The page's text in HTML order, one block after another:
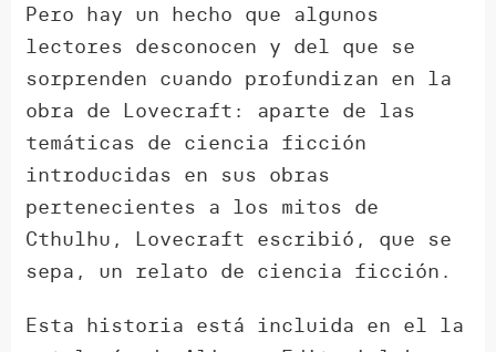
Pero hay un hecho que algunos
lectores desconocen y del que se
sorprenden cuando profundizan en la
obra de Lovecraft: aparte de las
temáticas de ciencia ficción
introducidas en sus obras
pertenecientes a los mitos de
Cthulhu, Lovecraft escribió, que se
sepa, un relato de ciencia ficción.
Esta historia está incluida en el la